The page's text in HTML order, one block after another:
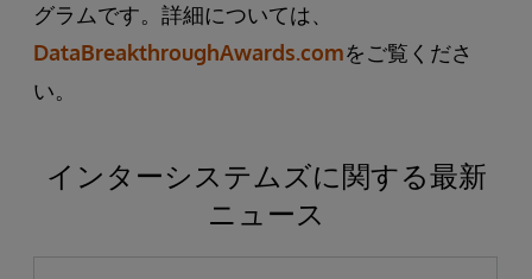
グラムです。詳細については、
DataBreakthroughAwards.comをご覧くださ
い。
インターシステムズに関する最新
ニュース